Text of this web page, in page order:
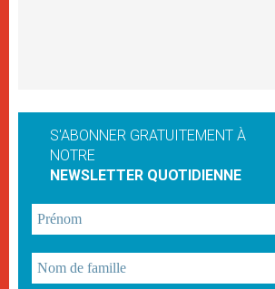
S'ABONNER GRATUITEMENT À
NOTRE
NEWSLETTER QUOTIDIENNE